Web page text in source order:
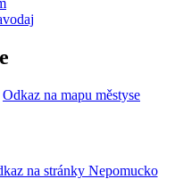
Odkaz na mapu městyse
na stránky Nepomucko